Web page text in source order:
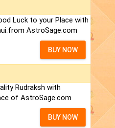
Luck to your Place with
AstroSage.com
BUY NOW
Rudraksh with
of AstroSage.com
BUY NOW